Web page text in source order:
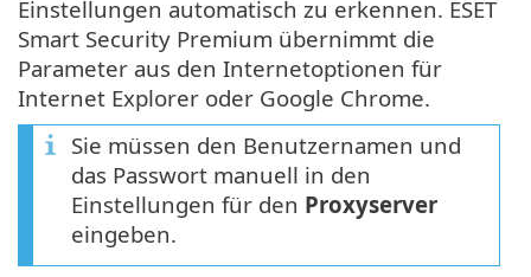
Einstellungen automatisch zu erkennen. ESET
Smart Security Premium übernimmt die
Parameter aus den Internetoptionen für
Internet Explorer oder Google Chrome.
Sie müssen den Benutzernamen und
das Passwort manuell in den
Einstellungen für den Proxyserver
eingeben.